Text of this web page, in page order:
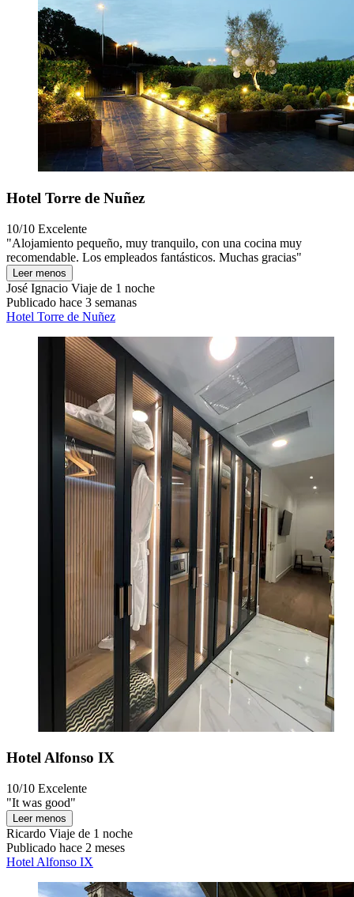
Hotel Torre de Nuñez
10/10 Excelente
"Alojamiento pequeño, muy tranquilo, con una cocina muy
recomendable. Los empleados fantásticos. Muchas gracias"
Leer menos
José Ignacio Viaje de 1 noche
Publicado hace 3 semanas
Hotel Torre de Nuñez
Hotel Alfonso IX
10/10 Excelente
"It was good"
Leer menos
Ricardo Viaje de 1 noche
Publicado hace 2 meses
Hotel Alfonso IX